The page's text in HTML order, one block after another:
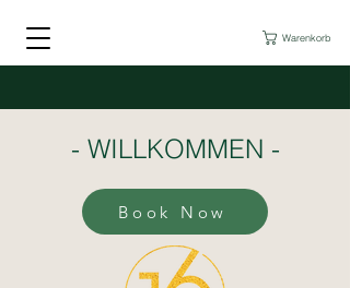
Warenkorb
- WILLKOMMEN -
Book Now